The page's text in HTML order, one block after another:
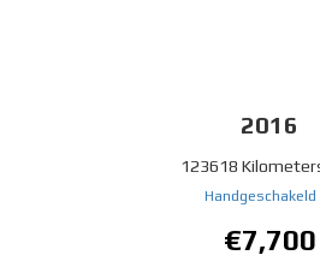
2016
123618
Handgeschakeld
€7,700